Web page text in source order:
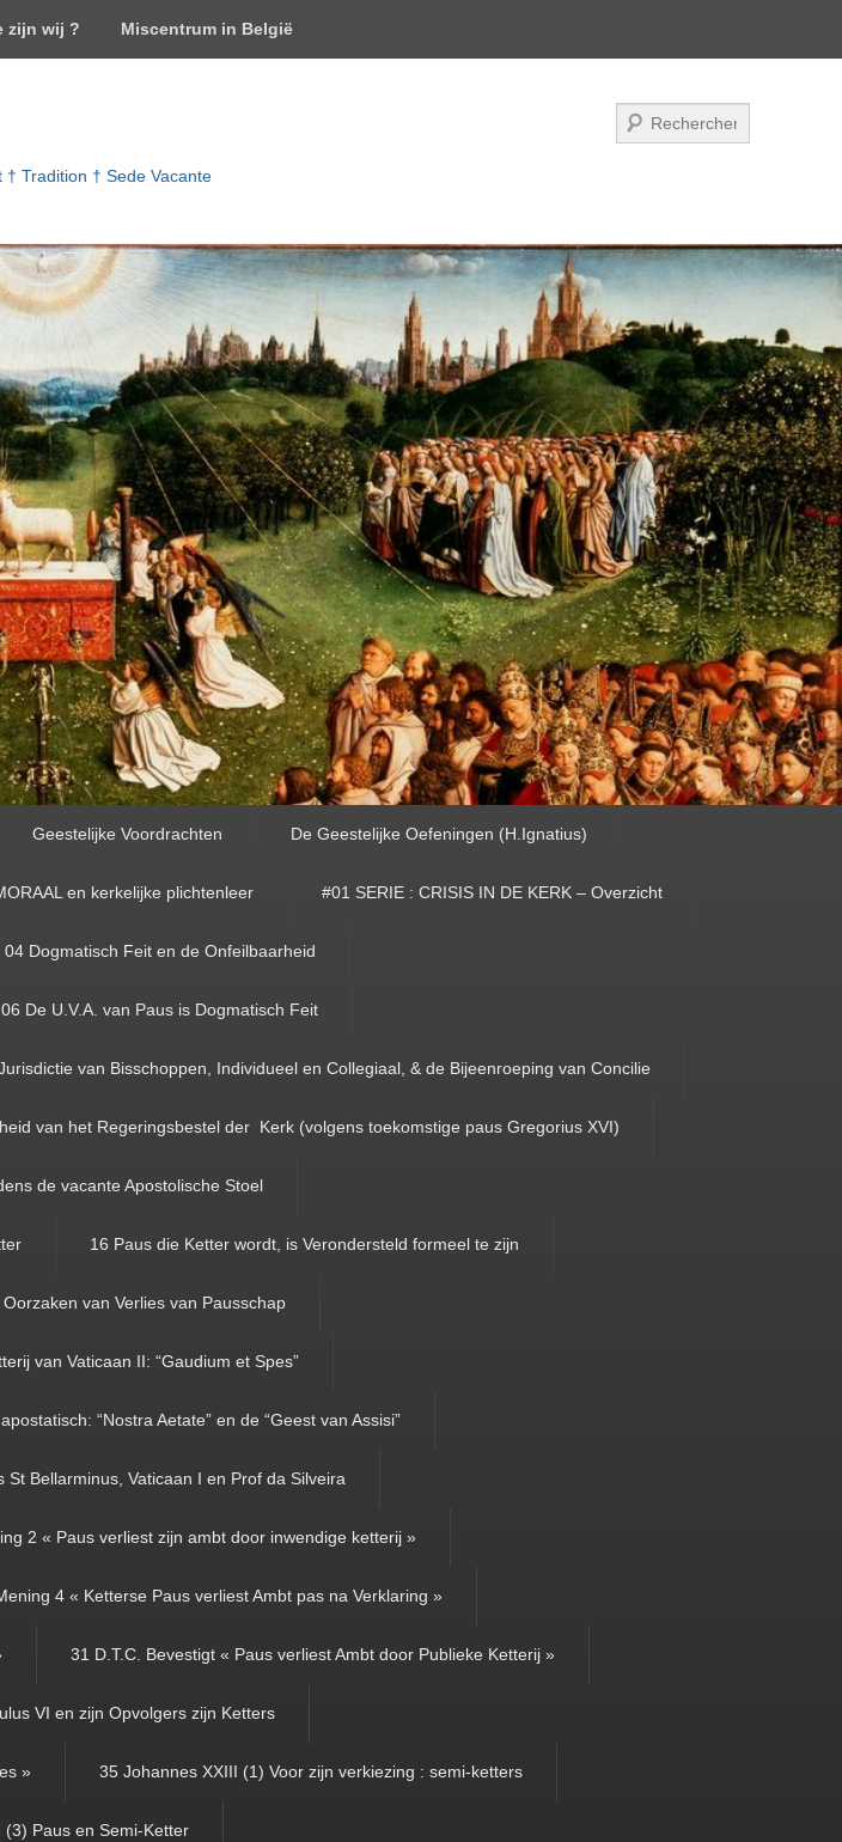
zijn wij ? Miscentrum in België
Tradition † Sede Vacante
Zoeken
Geestelijke Voordrachten De Geestelijke Oefeningen (H.Ignatius)
en kerkelijke plichtenleer #01 SERIE : CRISIS IN DE KERK – Overzicht
04 Dogmatisch Feit en de Onfeilbaarheid
06 De U.V.A. van Paus is Dogmatisch Feit
van Bisschoppen, Individueel en Collegiaal, & de Bijeenroeping van Concilie
van het Regeringsbestel der Kerk (volgens toekomstige paus Gregorius XVI)
de vacante Apostolische Stoel
16 Paus die Ketter wordt, is Verondersteld formeel te zijn
van Verlies van Pausschap
van Vaticaan II: “Gaudium et Spes”
“Nostra Aetate” en de “Geest van Assisi”
St Bellarminus, Vaticaan I en Prof da Silveira
2 « Paus verliest zijn ambt door inwendige ketterij »
4 « Ketterse Paus verliest Ambt pas na Verklaring »
31 D.T.C. Bevestigt « Paus verliest Ambt door Publieke Ketterij »
VI en zijn Opvolgers zijn Ketters
» 35 Johannes XXIII (1) Voor zijn verkiezing : semi-ketters
(3) Paus en Semi-Ketter